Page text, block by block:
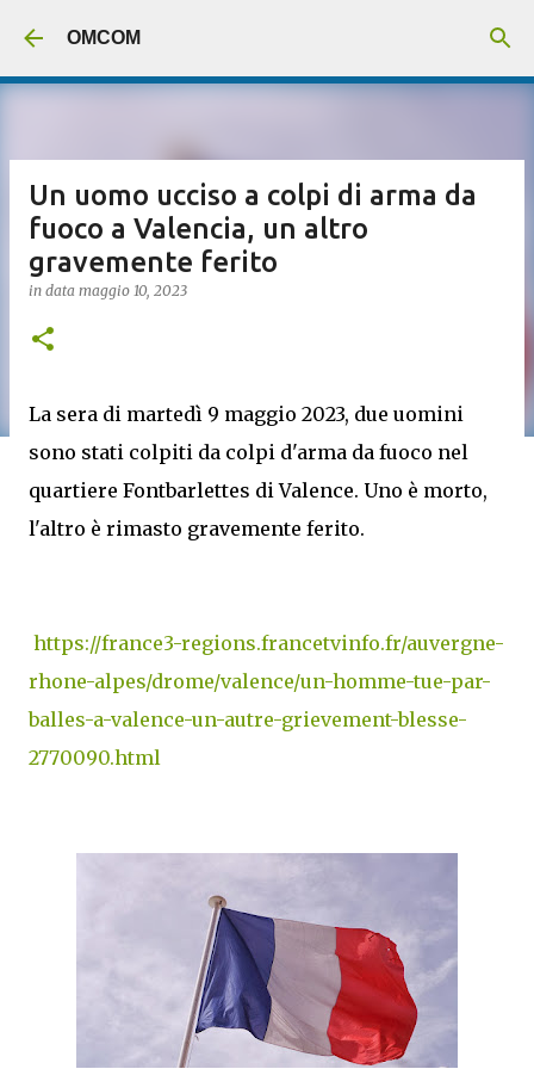
OMCOM
Un uomo ucciso a colpi di arma da
fuoco a Valencia, un altro
gravemente ferito
in data maggio 10, 2023
La sera di martedì 9 maggio 2023, due uomini
sono stati colpiti da colpi d'arma da fuoco nel
quartiere Fontbarlettes di Valence. Uno è morto,
l'altro è rimasto gravemente ferito.
https://france3-regions.francetvinfo.fr/auvergne-
rhone-alpes/drome/valence/un-homme-tue-par-
balles-a-valence-un-autre-grievement-blesse-
2770090.html